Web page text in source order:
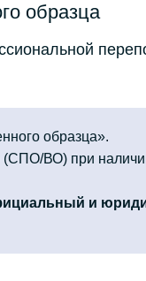
образца
образца».
(СПО/ВО) при
и